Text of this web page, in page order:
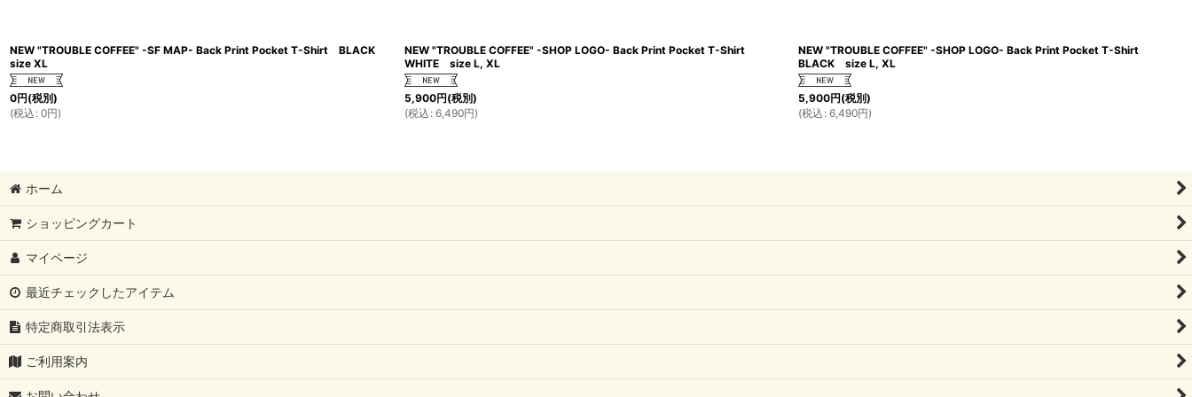
NEW "TROUBLE COFFEE" -SF MAP- Back Print Pocket T-Shirt BLACK
size XL
0円(税別)
(税込 : 0円)
NEW "TROUBLE COFFEE" -SHOP LOGO- Back Print Pocket T-Shirt
WHITE size L, XL
5,900円(税別)
(税込 : 6,490円)
NEW "TROUBLE COFFEE" -SHOP LOGO- Back Print Pocket T-Shirt
BLACK size L, XL
5,900円(税別)
(税込 : 6,490円)
ホーム
ショッピングカート
マイページ
最近チェックしたアイテム
特定商取引法表示
ご利用案内